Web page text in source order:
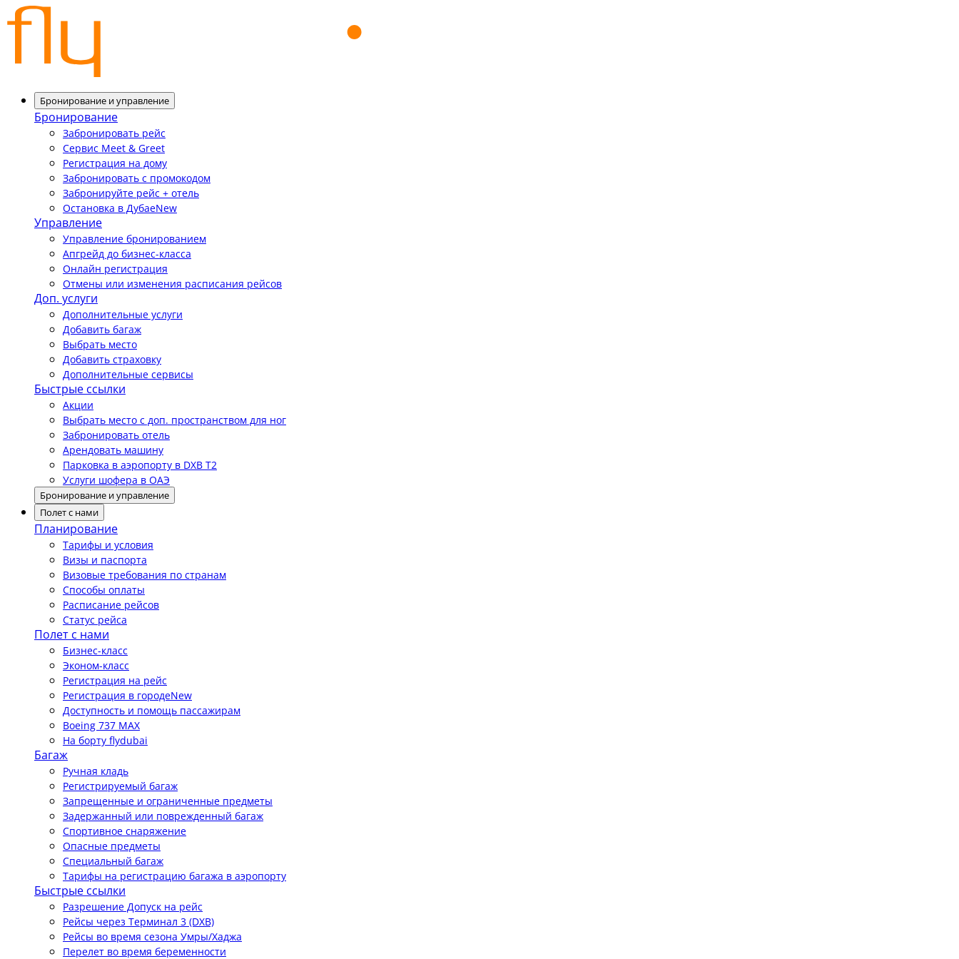
Бронирование и управление
Бронирование
Забронировать рейс
Сервис Meet & Greet
Регистрация на дому
Забронировать с промокодом
Забронируйте рейс + отель
Остановка в ДубаеNew
Управление
Управление бронированием
Апгрейд до бизнес-класса
Онлайн регистрация
Отмены или изменения расписания рейсов
Доп. услуги
Дополнительные услуги
Добавить багаж
Выбрать место
Добавить страховку
Дополнительные сервисы
Быстрые ссылки
Акции
Выбрать место с доп. пространством для ног
Забронировать отель
Арендовать машину
Парковка в аэропорту в DXB T2
Услуги шофера в ОАЭ
Бронирование и управление
Полет с нами
Планирование
Тарифы и условия
Визы и паспорта
Визовые требования по странам
Способы оплаты
Расписание рейсов
Статус рейса
Полет с нами
Бизнес-класс
Эконом-класс
Регистрация на рейс
Регистрация в городеNew
Доступность и помощь пассажирам
Boeing 737 MAX
На борту flydubai
Багаж
Ручная кладь
Регистрируемый багаж
Запрещенные и ограниченные предметы
Задержанный или поврежденный багаж
Спортивное снаряжение
Опасные предметы
Специальный багаж
Тарифы на регистрацию багажа в аэропорту
Быстрые ссылки
Разрешение Допуск на рейс
Рейсы через Терминал 3 (DXB)
Рейсы во время сезона Умры/Хаджа
Перелет во время беременности